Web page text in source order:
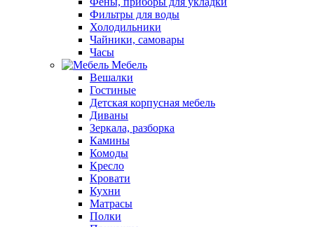
Фильтры для воды
Холодильники
Чайники, самовары
Часы
Мебель
Вешалки
Гостиные
Детская корпусная мебель
Диваны
Зеркала, разборка
Камины
Комоды
Кресло
Кровати
Кухни
Матрасы
Полки